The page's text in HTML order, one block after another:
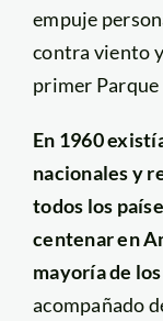
empuje
contra viento
primer
En 1960
nacionales y
todos los
centenar en
mayoría de
acompañado